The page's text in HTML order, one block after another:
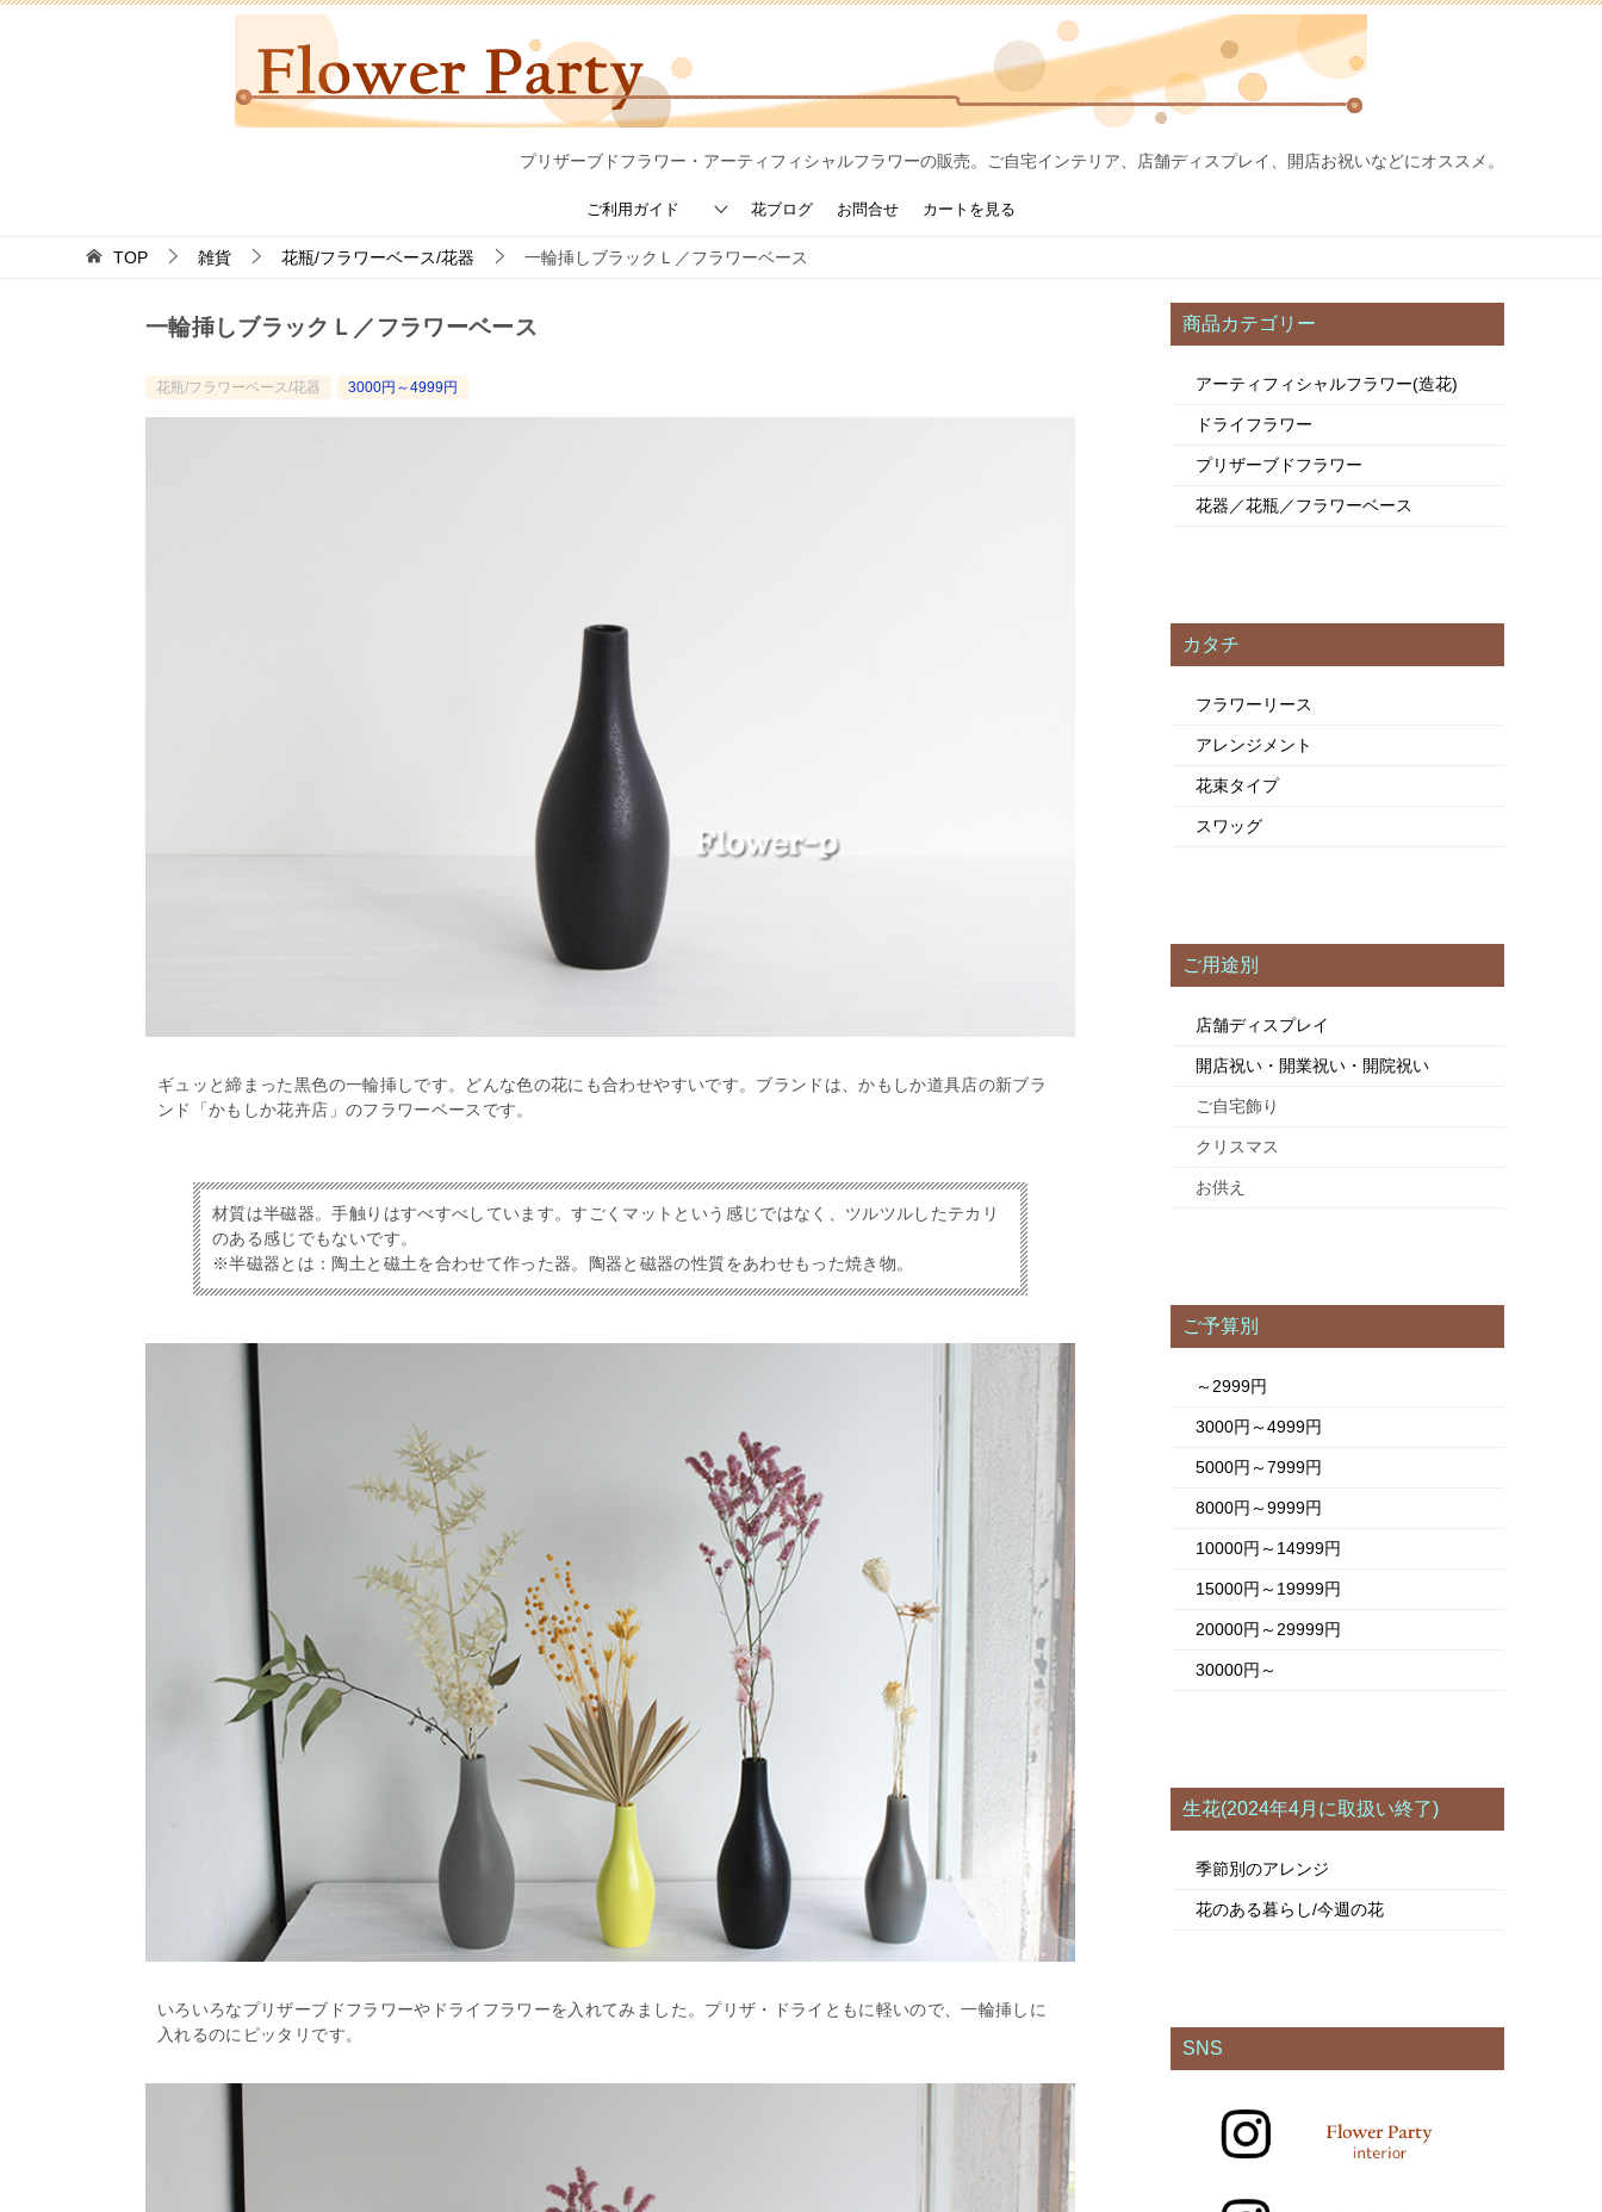
プリザーブドフラワー・アーティフィシャルフラワーの販売。ご自宅インテリア、店舗ディスプレイ、開店お祝いなどにオススメ。
ご利用ガイド 花ブログ お問合せ カートを見る
TOP 雑貨 花瓶/フラワーベース/花器 一輪挿しブラックＬ／フラワーベース
一輪挿しブラックＬ／フラワーベース
花瓶/フラワーベース/花器 3000円～4999円
ギュッと締まった黒色の一輪挿しです。どんな色の花にも合わせやすいです。ブランドは、かもしか道具店の新ブラ
ンド「かもしか花卉店」のフラワーベースです。
材質は半磁器。手触りはすべすべしています。すごくマットという感じではなく、ツルツルしたテカリ
のある感じでもないです。
※半磁器とは：陶土と磁土を合わせて作った器。陶器と磁器の性質をあわせもった焼き物。
いろいろなプリザーブドフラワーやドライフラワーを入れてみました。プリザ・ドライともに軽いので、一輪挿しに
入れるのにピッタリです。
商品カテゴリー
アーティフィシャルフラワー(造花)
ドライフラワー
プリザーブドフラワー
花器／花瓶／フラワーベース
カタチ
フラワーリース
アレンジメント
花束タイプ
スワッグ
ご用途別
店舗ディスプレイ
開店祝い・開業祝い・開院祝い
ご自宅飾り
クリスマス
お供え
ご予算別
～2999円
3000円～4999円
5000円～7999円
8000円～9999円
10000円～14999円
15000円～19999円
20000円～29999円
30000円～
生花(2024年4月に取扱い終了)
季節別のアレンジ
花のある暮らし/今週の花
SNS